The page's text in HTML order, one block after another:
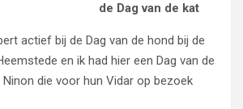
de Dag van de kat
actief bij de Dag van de hond bij de
en ik had hier een Dag van de
die voor hun Vidar op bezoek